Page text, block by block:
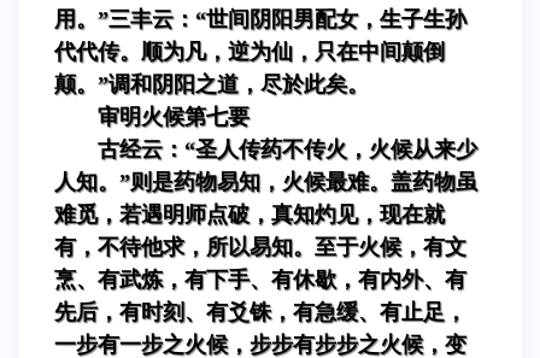
用。”三丰云：“世间阴阳男配女，生子生孙
代代传。顺为凡，逆为仙，只在中间颠倒
颠。”调和阴阳之道，尽於此矣。
审明火候第七要
古经云：“圣人传药不传火，火候从来少
人知。”则是药物易知，火候最难。盖药物虽
难觅，若遇明师点破，真知灼见，现在就
有，不待他求，所以易知。至于火候，有文
烹、有武炼，有下手、有休歇，有内外、有
先后，有时刻、有爻铢，有急缓、有止足，
一步有一步之火候，步步有步步之火候，变